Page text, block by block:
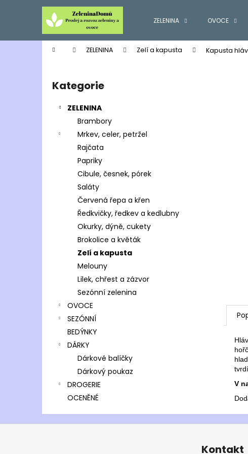
ZELENINA OVOCE
Domů ZELENINA Zelí a kapusta Kapusta
Přeskočit
kategorie
Kategorie
ZELENINA
Brambory
Mrkev, celer, petržel
Rajčata
Papriky
Cibule, česnek, pórek
Saláty
Červená řepa a křen
Ředkvičky, ředkev a kedlubny
Okurky, dýně, cukety
Brokolice a květák
Zelí a kapusta
Melouny
Lilek, chřest a zázvor
Sezónní zelenina
OVOCE
SEZÓNNÍ
BEDÝNKY
DÁRKY
Dárkové balíčky
Dárkový poukaz
DROGERIE
OCENĚNÉ
V
í
Zpět
do
Zpět
do
Z
Kontakt